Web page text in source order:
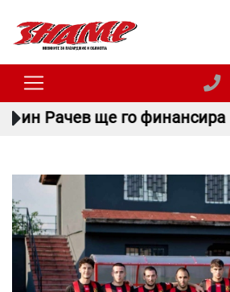
Шарани и сомове